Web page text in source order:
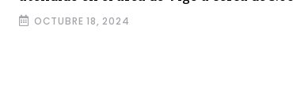
OCTUBRE 18, 2024